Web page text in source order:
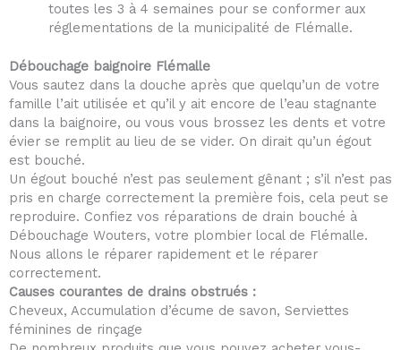
toutes les 3 à 4 semaines pour se conformer aux
réglementations de la municipalité de Flémalle.
Débouchage baignoire Flémalle
Vous sautez dans la douche après que quelqu’un de votre
famille l’ait utilisée et qu’il y ait encore de l’eau stagnante
dans la baignoire, ou vous vous brossez les dents et votre
évier se remplit au lieu de se vider. On dirait qu’un égout
est bouché.
Un égout bouché n’est pas seulement gênant ; s’il n’est pas
pris en charge correctement la première fois, cela peut se
reproduire. Confiez vos réparations de drain bouché à
Débouchage Wouters, votre plombier local de Flémalle.
Nous allons le réparer rapidement et le réparer
correctement.
Causes courantes de drains obstrués :
Cheveux, Accumulation d’écume de savon, Serviettes
féminines de rinçage